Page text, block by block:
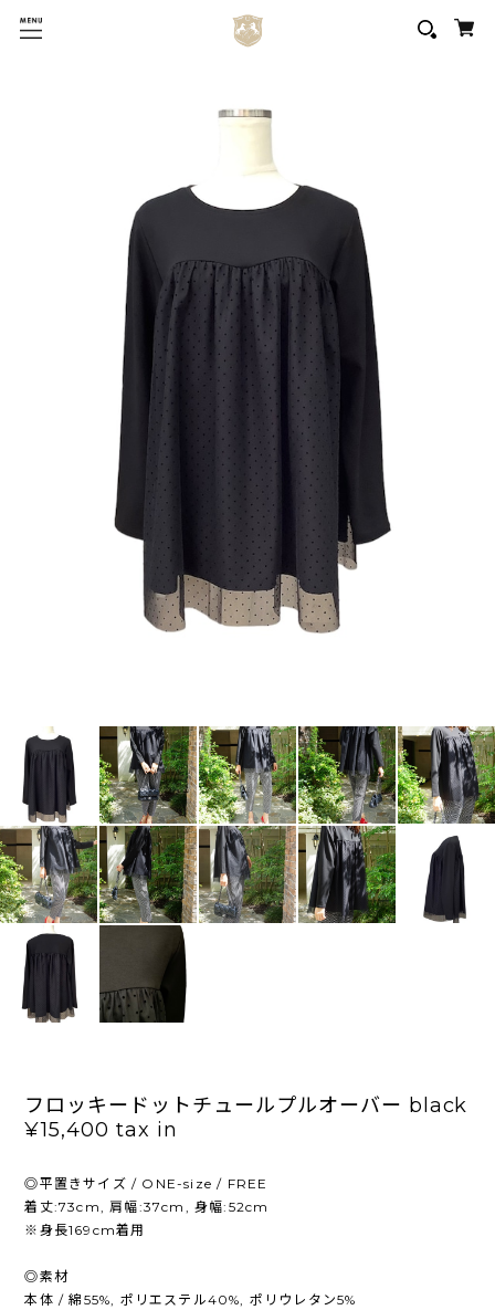
フロッキードットチュールプルオーバー black
¥15,400 tax in
◎平置きサイズ / ONE-size / FREE
着丈:73cm, 肩幅:37cm, 身幅:52cm
※身長169cm着用
◎素材
本体 / 綿55%, ポリエステル40%, ポリウレタン5%